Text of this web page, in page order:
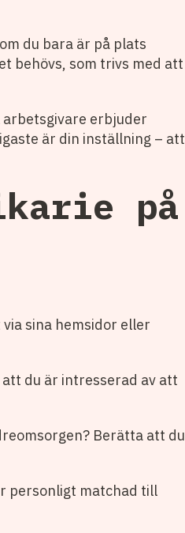
du bara är på plats
behövs, som trivs med att
erbjuder
är din inställning – att
på
sina hemsidor eller
du är intresserad av att
Berätta att du
personligt matchad till